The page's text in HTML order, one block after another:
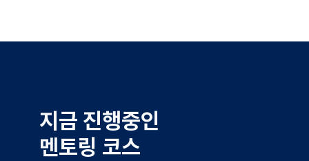
지금 진행중인
멘토링 코스